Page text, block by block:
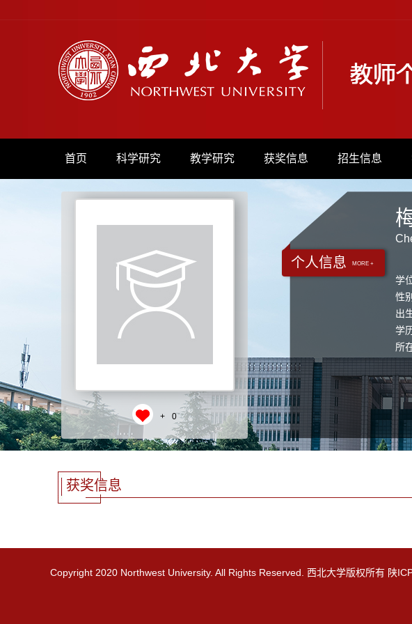
首页 科学研究 教学研究 获奖信息 招生信息
+ 0
个人信息 MORE +
学
性
出
学
所
获奖信息
Copyright 2020 Northwest University. All Rights Reserved. 西北大学版权所有 陕